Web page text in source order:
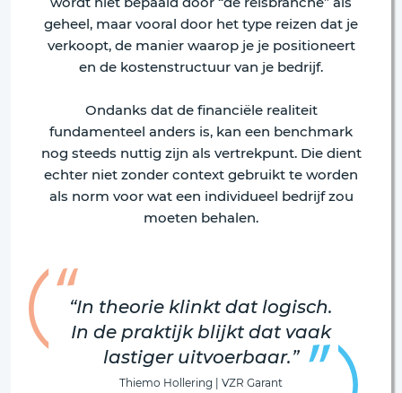
geheel, maar vooral door het type reizen dat je
verkoopt, de manier waarop je je positioneert
en de kostenstructuur van je bedrijf.
Ondanks dat de financiële realiteit
fundamenteel anders is, kan een benchmark
nog steeds nuttig zijn als vertrekpunt. Die dient
echter niet zonder context gebruikt te worden
als norm voor wat een individueel bedrijf zou
moeten behalen.
“In theorie klinkt dat logisch.
In de praktijk blijkt dat vaak
lastiger uitvoerbaar.”
Thiemo Hollering | VZR Garant